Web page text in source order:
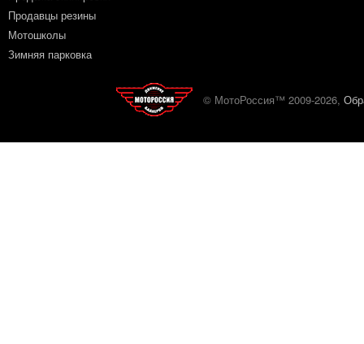
Продавцы резины
Мотошколы
Зимняя парковка
© МотоРоссия™ 2009-2026,